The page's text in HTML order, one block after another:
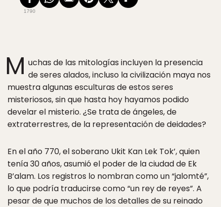
1790
M uchas de las mitologías incluyen la presencia
de seres alados, incluso la civilización maya nos
muestra algunas esculturas de estos seres
misteriosos, sin que hasta hoy hayamos podido
develar el misterio. ¿Se trata de ángeles, de
extraterrestres, de la representación de deidades?
En el año 770, el soberano Ukit Kan Lek Tok’, quien
tenía 30 años, asumió el poder de la ciudad de Ek
B’alam. Los registros lo nombran como un “jalomté”,
lo que podría traducirse como “un rey de reyes”. A
pesar de que muchos de los detalles de su reinado